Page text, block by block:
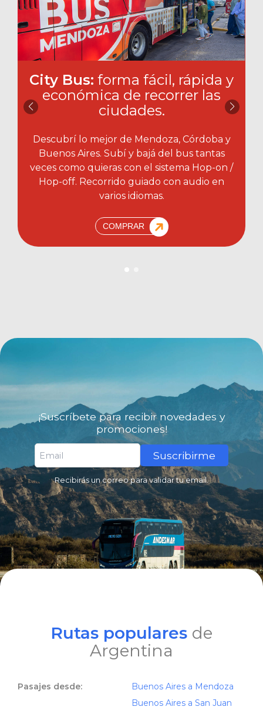
City Bus: forma fácil, rápida y
económica de recorrer las
ciudades.​
Descubrí lo mejor de Mendoza, Córdoba y
Buenos Aires. Subí y bajá del bus tantas
veces como quieras con el sistema Hop-on /
Hop-off. Recorrido guiado con audio en
varios idiomas.
COMPRAR
¡Suscríbete para recibir novedades y
promociones!
Suscribirme
Recibirás un correo para validar tu email.
Rutas populares de
Argentina
Pasajes desde:
Buenos Aires a Mendoza
Buenos Aires a San Juan